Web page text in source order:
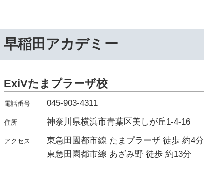
早稲田アカデミー
ExiVたまプラーザ校
045-903-4311
神奈川県横浜市青葉区美しが丘1-4-16
東急田園都市線 たまプラーザ 徒歩 約4分
東急田園都市線 あざみ野 徒歩 約13分